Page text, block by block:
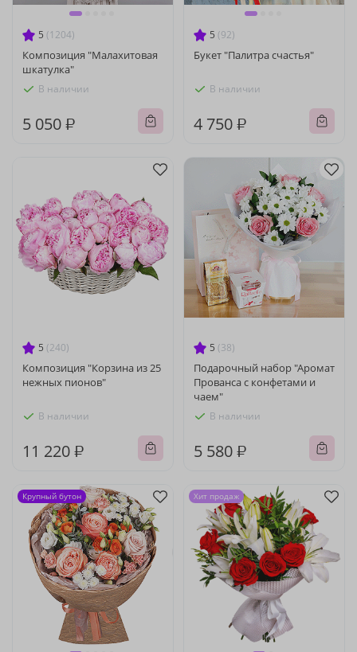
5 (1204)
Композиция "Малахитовая
шкатулка"
В наличии
5 050 ₽
5 (92)
Букет "Палитра счастья"
В наличии
4 750 ₽
5 (240)
Композиция "Корзина из 25
нежных пионов"
В наличии
11 220 ₽
5 (38)
Подарочный набор "Аромат
Прованса с конфетами и
чаем"
В наличии
5 580 ₽
Крупный бутон Хит продаж